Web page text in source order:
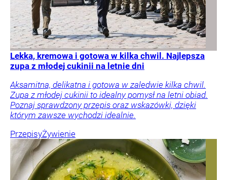
Lekka, kremowa i gotowa w kilka chwil. Najlepsza
zupa z młodej cukinii na letnie dni
Aksamitna, delikatna i gotowa w zaledwie kilka chwil.
Zupa z młodej cukinii to idealny pomysł na letni obiad.
Poznaj sprawdzony przepis oraz wskazówki, dzięki
którym zawsze wychodzi idealnie.
PrzepisyŻywienie